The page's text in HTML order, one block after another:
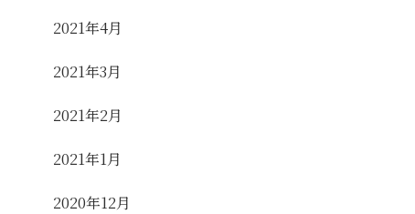
2021年4月
2021年3月
2021年2月
2021年1月
2020年12月